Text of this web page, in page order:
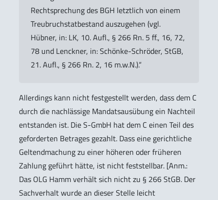
Rechtsprechung des BGH letztlich von einem
Treubruchstatbestand auszugehen (vgl.
Hübner, in: LK, 10. Aufl., § 266 Rn. 5 ff., 16, 72,
78 und Lenckner, in: Schönke-Schröder, StGB,
21. Aufl., § 266 Rn. 2, 16 m.w.N.).“
Allerdings kann nicht festgestellt werden, dass dem C
durch die nachlässige Mandatsausübung ein Nachteil
entstanden ist. Die S-GmbH hat dem C einen Teil des
geforderten Betrages gezahlt. Dass eine gerichtliche
Geltendmachung zu einer höheren oder früheren
Zahlung geführt hätte, ist nicht feststellbar. [Anm.:
Das OLG Hamm verhält sich nicht zu § 266 StGB. Der
Sachverhalt wurde an dieser Stelle leicht